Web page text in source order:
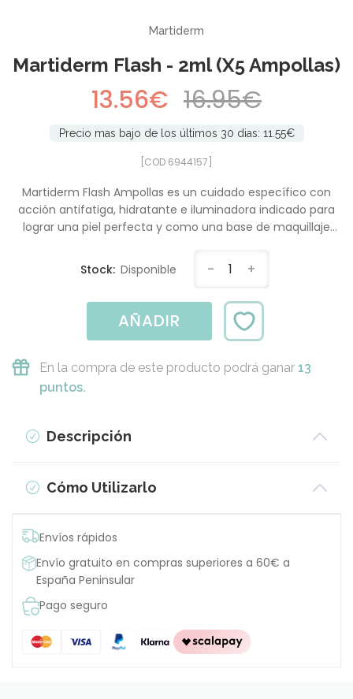
Martiderm
Martiderm Flash - 2ml (x5 Ampollas)
13.56€ 16.95€
Precio mas bajo de los últimos 30 dias: 11.55€
[COD 6944157]
Martiderm Flash Ampollas es un cuidado específico con
acción antifatiga, hidratante e iluminadora indicado para
lograr una piel perfecta y como una base de maquillaje
Stock: Disponible - 1 +
AÑADIR
En la compra de este producto podrá ganar 13
puntos.
Descripción
Cómo Utilizarlo
Envíos rápidos
Envío gratuito en compras superiores a 60€ a
España Peninsular
Pago seguro